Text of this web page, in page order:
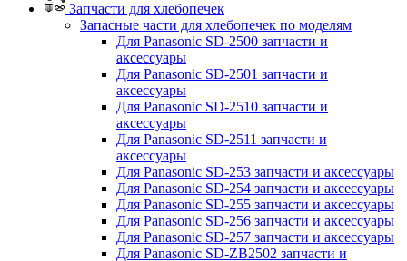
Запчасти для хлебопечек
Запасные части для хлебопечек по моделям
Для Panasonic SD-2500 запчасти и
аксессуары
Для Panasonic SD-2501 запчасти и
аксессуары
Для Panasonic SD-2510 запчасти и
аксессуары
Для Panasonic SD-2511 запчасти и
аксессуары
Для Panasonic SD-253 запчасти и аксессуары
Для Panasonic SD-254 запчасти и аксессуары
Для Panasonic SD-255 запчасти и аксессуары
Для Panasonic SD-256 запчасти и аксессуары
Для Panasonic SD-257 запчасти и аксессуары
Для Panasonic SD-ZB2502 запчасти и